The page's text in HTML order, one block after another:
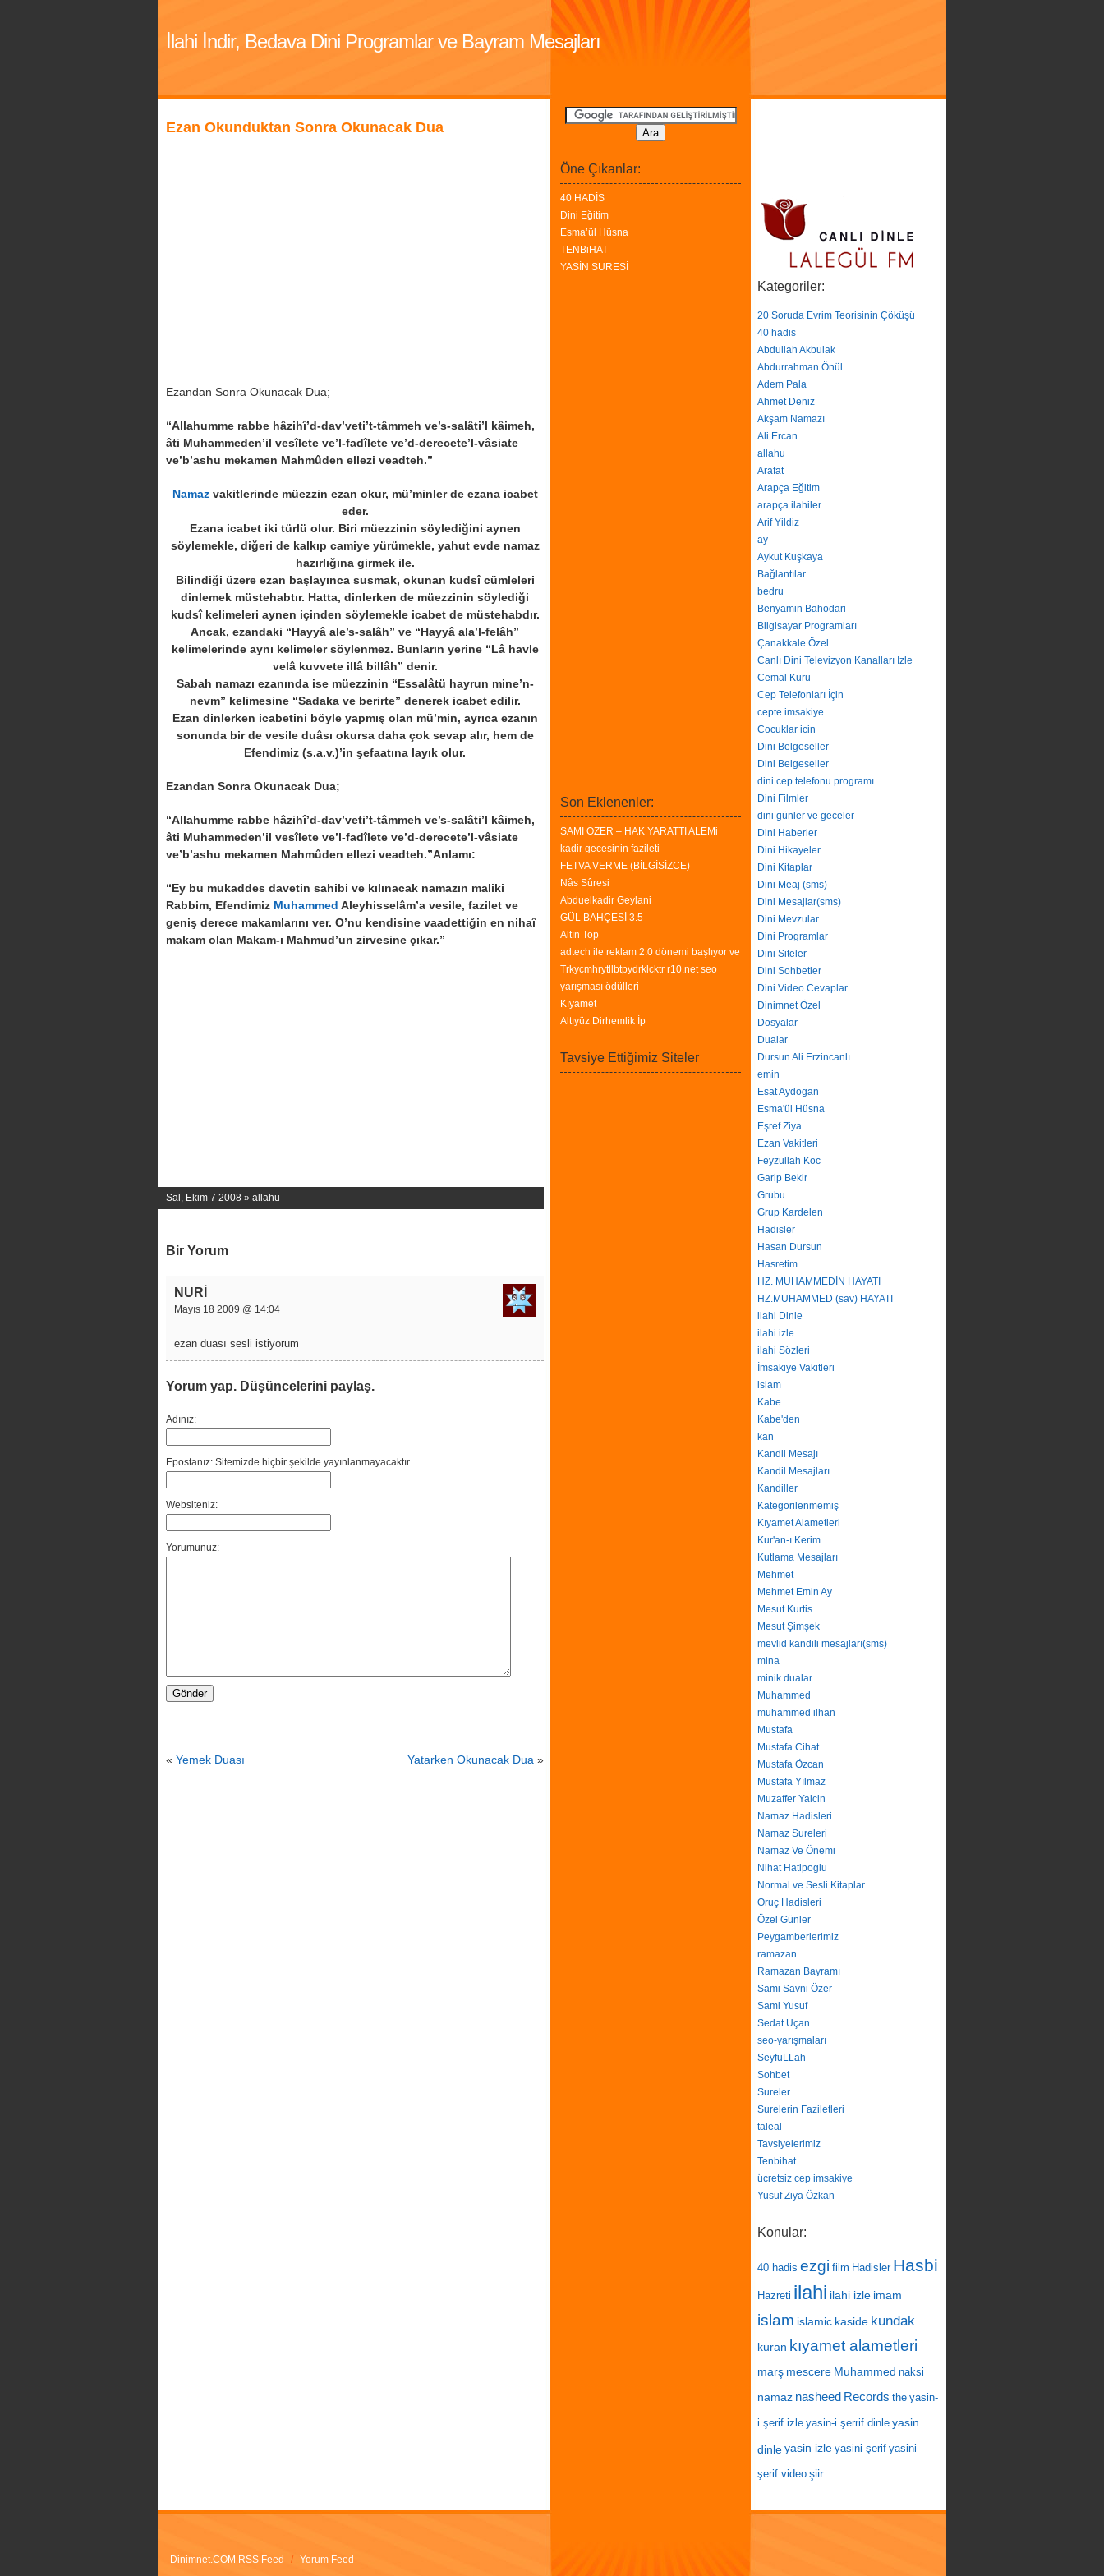
İlahi İndir, Bedava Dini Programlar ve Bayram Mesajları
Ezan Okunduktan Sonra Okunacak Dua
Ezandan Sonra Okunacak Dua;
“Allahumme rabbe hâzihî’d-dav’veti’t-tâmmeh ve’s-salâti’l kâimeh,
âti Muhammeden’il vesîlete ve’l-fadîlete ve’d-derecete’l-vâsiate
ve’b’ashu mekamen Mahmûden ellezi veadteh.”
Namazvakitlerinde müezzin ezan okur, mü’minler de ezana icabet
eder.
Ezana icabet iki türlü olur. Biri müezzinin söylediğini aynen
söylemekle, diğeri de kalkıp camiye yürümekle, yahut evde namaz
hazırlığına girmek ile.
Bilindiği üzere ezan başlayınca susmak, okunan kudsî cümleleri
dinlemek müstehabtır. Hatta, dinlerken de müezzinin söylediği
kudsî kelimeleri aynen içinden söylemekle icabet de müstehabdır.
Ancak, ezandaki “Hayyâ ale’s-salâh” ve “Hayyâ ala’l-felâh”
kelimelerinde aynı kelimeler söylenmez. Bunların yerine “Lâ havle
velâ kuvvete illâ billâh” denir.
Sabah namazı ezanında ise müezzinin “Essalâtü hayrun mine’n-
nevm” kelimesine “Sadaka ve berirte” denerek icabet edilir.
Ezan dinlerken icabetini böyle yapmış olan mü’min, ayrıca ezanın
sonunda bir de vesile duâsı okursa daha çok sevap alır, hem de
Efendimiz (s.a.v.)’in şefaatına layık olur.
Ezandan Sonra Okunacak Dua;
“Allahumme rabbe hâzihî’d-dav’veti’t-tâmmeh ve’s-salâti’l kâimeh,
âti Muhammeden’il vesîlete ve’l-fadîlete ve’d-derecete’l-vâsiate
ve’b’ashu mekamen Mahmûden ellezi veadteh.”Anlamı:
“Ey bu mukaddes davetin sahibi ve kılınacak namazın maliki
Rabbim, Efendimiz Muhammed Aleyhisselâm’a vesile, fazilet ve
geniş derece makamlarını ver. O’nu kendisine vaadettiğin en nihaî
makam olan Makam-ı Mahmud’un zirvesine çıkar.”
Sal, Ekim 7 2008 » allahu
Bir Yorum
NURİ
Mayıs 18 2009 @ 14:04
ezan duası sesli istiyorum
Yorum yap. Düşüncelerini paylaş.
Adınız:
Epostanız: Sitemizde hiçbir şekilde yayınlanmayacaktır.
Websiteniz:
Yorumunuz:
« Yemek Duası Yatarken Okunacak Dua »
Öne Çıkanlar:
40 HADİS
Dini Eğitim
Esma’ül Hüsna
TENBiHAT
YASİN SURESİ
Son Eklenenler:
SAMİ ÖZER – HAK YARATTI ALEMi
kadir gecesinin fazileti
FETVA VERME (BİLGİSİZCE)
Nâs Sûresi
Abduelkadir Geylani
GÜL BAHÇESİ 3.5
Altın Top
adtech ile reklam 2.0 dönemi başlıyor ve
Trkycmhrytllbtpydrklcktr r10.net seo
yarışması ödülleri
Kıyamet
Altıyüz Dirhemlik İp
Tavsiye Ettiğimiz Siteler
Kategoriler:
20 Soruda Evrim Teorisinin Çöküşü
40 hadis
Abdullah Akbulak
Abdurrahman Önül
Adem Pala
Ahmet Deniz
Akşam Namazı
Ali Ercan
allahu
Arafat
Arapça Eğitim
arapça ilahiler
Arif Yildiz
ay
Aykut Kuşkaya
Bağlantılar
bedru
Benyamin Bahodari
Bilgisayar Programları
Çanakkale Özel
Canlı Dini Televizyon Kanalları İzle
Cemal Kuru
Cep Telefonları İçin
cepte imsakiye
Cocuklar icin
Dini Belgeseller
Dini Belgeseller
dini cep telefonu programı
Dini Filmler
dini günler ve geceler
Dini Haberler
Dini Hikayeler
Dini Kitaplar
Dini Meaj (sms)
Dini Mesajlar(sms)
Dini Mevzular
Dini Programlar
Dini Siteler
Dini Sohbetler
Dini Video Cevaplar
Dinimnet Özel
Dosyalar
Dualar
Dursun Ali Erzincanlı
emin
Esat Aydogan
Esma'ül Hüsna
Eşref Ziya
Ezan Vakitleri
Feyzullah Koc
Garip Bekir
Grubu
Grup Kardelen
Hadisler
Hasan Dursun
Hasretim
HZ. MUHAMMEDİN HAYATI
HZ.MUHAMMED (sav) HAYATI
ilahi Dinle
ilahi izle
ilahi Sözleri
İmsakiye Vakitleri
islam
Kabe
Kabe'den
kan
Kandil Mesajı
Kandil Mesajları
Kandiller
Kategorilenmemiş
Kıyamet Alametleri
Kur'an-ı Kerim
Kutlama Mesajları
Mehmet
Mehmet Emin Ay
Mesut Kurtis
Mesut Şimşek
mevlid kandili mesajları(sms)
mina
minik dualar
Muhammed
muhammed ilhan
Mustafa
Mustafa Cihat
Mustafa Özcan
Mustafa Yılmaz
Muzaffer Yalcin
Namaz Hadisleri
Namaz Sureleri
Namaz Ve Önemi
Nihat Hatipoglu
Normal ve Sesli Kitaplar
Oruç Hadisleri
Özel Günler
Peygamberlerimiz
ramazan
Ramazan Bayramı
Sami Savni Özer
Sami Yusuf
Sedat Uçan
seo-yarışmaları
SeyfuLLah
Sohbet
Sureler
Surelerin Faziletleri
taleal
Tavsiyelerimiz
Tenbihat
ücretsiz cep imsakiye
Yusuf Ziya Özkan
Konular:
40 hadis ezgi film Hadisler Hasbi
Hazreti ilahi ilahi izle imam
islam islamic kaside kundak
kuran kıyamet alametleri
marş mescere Muhammed naksi
namaz nasheed Records the yasin-
i şerif izle yasin-i şerrif dinle yasin
dinle yasin izle yasini şerif yasini
şerif video şiir
Dinimnet.COM RSS Feed / Yorum Feed